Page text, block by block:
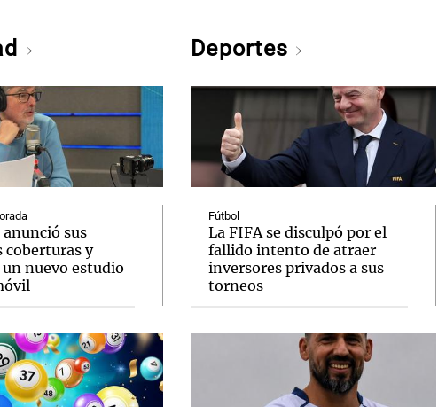
anunció sus
coberturas y
nuevo estudio
Deportes
Fútbol
La FIFA se disculpó por el
fallido intento de atraer
inversores privados a sus
torneos